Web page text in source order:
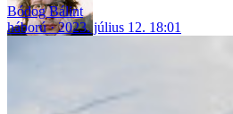
Bódog Bálint
háború
2023. július 12. 18:01